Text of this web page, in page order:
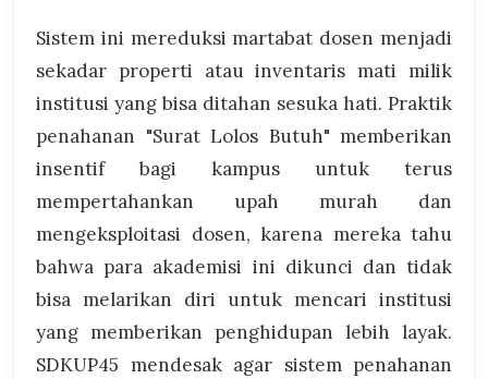
Sistem ini mereduksi martabat dosen menjadi
sekadar properti atau inventaris mati milik
institusi yang bisa ditahan sesuka hati. Praktik
penahanan "Surat Lolos Butuh" memberikan
insentif bagi kampus untuk terus
mempertahankan upah murah dan
mengeksploitasi dosen, karena mereka tahu
bahwa para akademisi ini dikunci dan tidak
bisa melarikan diri untuk mencari institusi
yang memberikan penghidupan lebih layak.
SDKUP45 mendesak agar sistem penahanan